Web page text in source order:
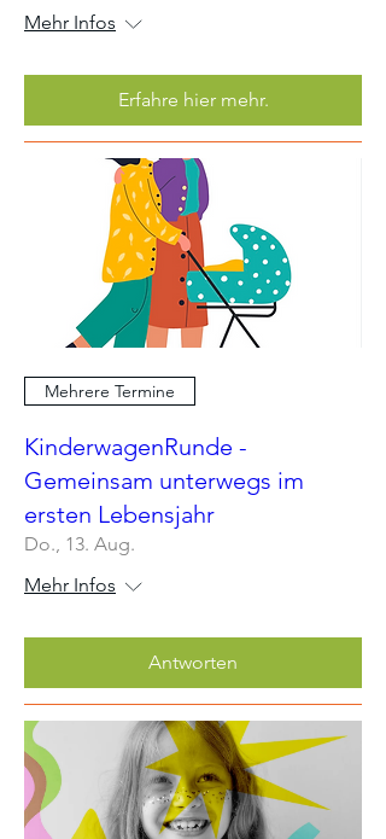
Mehr Infos
Erfahre hier mehr.
Mehrere Termine
KinderwagenRunde -
Gemeinsam unterwegs im
ersten Lebensjahr
Do., 13. Aug.
Mehr Infos
Antworten